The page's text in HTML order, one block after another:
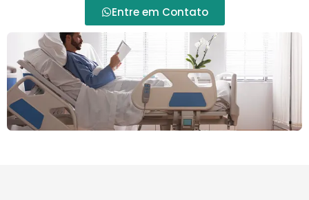
Entre em Contato